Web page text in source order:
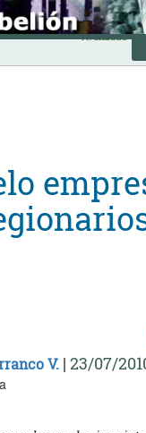
Avanzada
V. | 23/07/